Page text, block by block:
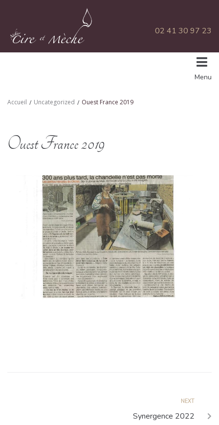
02 41 30 97 23
Menu
Accueil / Uncategorized / Ouest France 2019
Ouest France 2019
NEXT
Synergence 2022